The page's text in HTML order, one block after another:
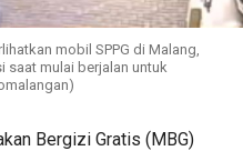
mobil SPPG di Malang,
saat mulai berjalan untuk
Bergizi Gratis (MBG)